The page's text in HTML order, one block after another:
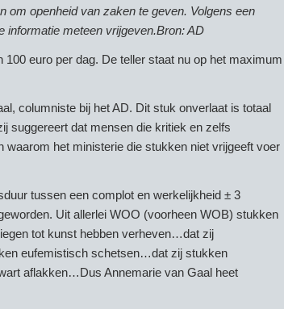
om openheid van zaken te geven. Volgens een
informatie meteen vrijgeven.Bron: AD
euro per dag. De teller staat nu op het maximum
columniste bij het AD. Dit stuk onverlaat is totaal
suggereert dat mensen die kritiek en zelfs
waarom het ministerie die stukken niet vrijgeeft voer
tussen een complot en werkelijkheid ± 3
Uit allerlei WOO (voorheen WOB) stukken
tot kunst hebben verheven…dat zij
eufemistisch schetsen…dat zij stukken
aflakken…Dus Annemarie van Gaal heet